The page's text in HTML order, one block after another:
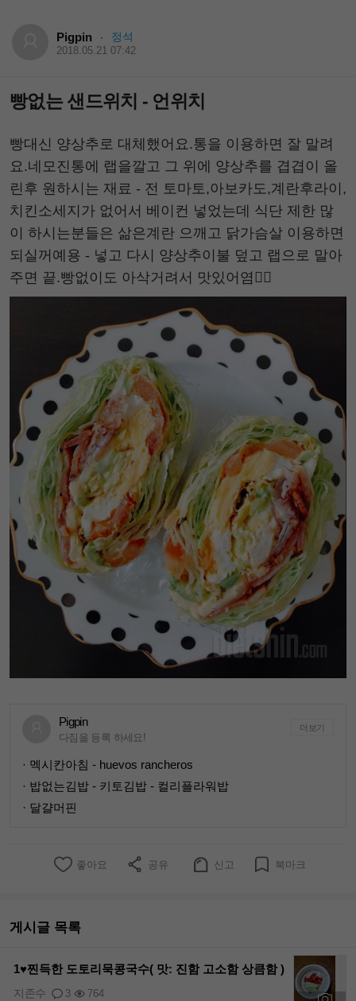
Pigpin · 정석
2018.05.21 07:42
빵없는 샌드위치 - 언위치
빵대신 양상추로 대체했어요.통을 이용하면 잘 말려
요.네모진통에 랩을깔고 그 위에 양상추를 겹겹이 올
린후 원하시는 재료 - 전 토마토,아보카도,계란후라이,
치킨소세지가 없어서 베이컨 넣었는데 식단 제한 많
이 하시는분들은 삶은계란 으깨고 닭가슴살 이용하면
되실꺼예용 - 넣고 다시 양상추이불 덮고 랩으로 말아
주면 끝.빵없이도 아삭거려서 맛있어염👍🏻
Pigpin
다짐을 등록 하세요!
더보기
· 멕시칸아침 - huevos rancheros
· 밥없는김밥 - 키토김밥 - 컬리플라워밥
· 달걀머핀
좋아요 공유 신고 북마크
게시글 목록
1♥찐득한 도토리묵콩국수( 맛: 진함 고소함 상큼함 )
3 764
지존수